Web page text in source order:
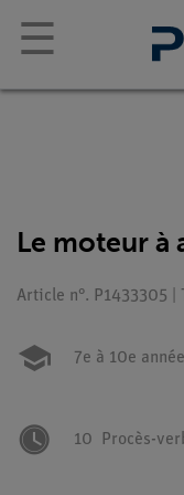
☰
Le moteur à
Article n°. P1433305 |
7e à 10e
10 Procès-